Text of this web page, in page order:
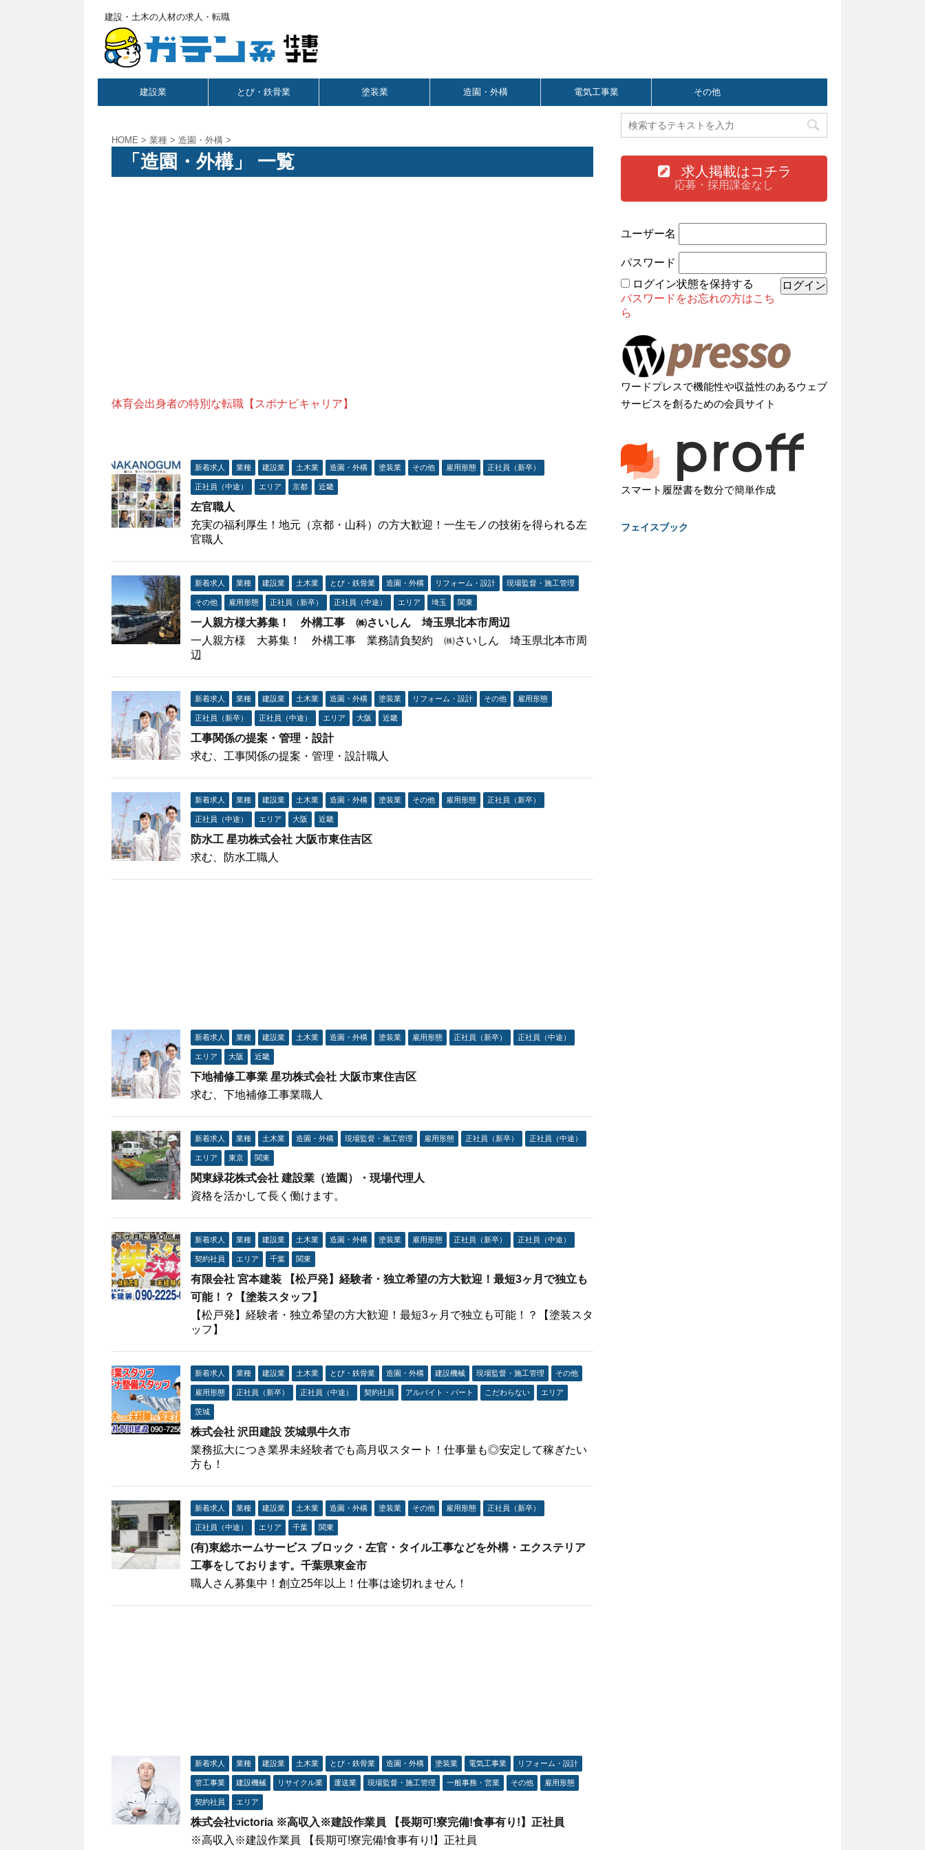
建設・土木の人材の求人・転職
建設業 とび・鉄骨業 塗装業 造園・外構 電気工事業 その他
HOME > 業種 > 造園・外構 >
「造園・外構」 一覧
体育会出身者の特別な転職【スポナビキャリア】
新着求人 業種 建設業 土木業 造園・外構 塗装業 その他 雇用形態 正社員（新卒）
正社員（中途） エリア 京都 近畿
左官職人
充実の福利厚生！地元（京都・山科）の方大歓迎！一生モノの技術を得られる左
官職人
新着求人 業種 建設業 土木業 とび・鉄骨業 造園・外構 リフォーム・設計 現場監督・施工管理
その他 雇用形態 正社員（新卒） 正社員（中途） エリア 埼玉 関東
一人親方様大募集！ 外構工事 ㈱さいしん 埼玉県北本市周辺
一人親方様 大募集！ 外構工事 業務請負契約 ㈱さいしん 埼玉県北本市周
辺
新着求人 業種 建設業 土木業 造園・外構 塗装業 リフォーム・設計 その他 雇用形態
正社員（新卒） 正社員（中途） エリア 大阪 近畿
工事関係の提案・管理・設計
求む、工事関係の提案・管理・設計職人
新着求人 業種 建設業 土木業 造園・外構 塗装業 その他 雇用形態 正社員（新卒）
正社員（中途） エリア 大阪 近畿
防水工 星功株式会社 大阪市東住吉区
求む、防水工職人
新着求人 業種 建設業 土木業 造園・外構 塗装業 雇用形態 正社員（新卒） 正社員（中途）
エリア 大阪 近畿
下地補修工事業 星功株式会社 大阪市東住吉区
求む、下地補修工事業職人
新着求人 業種 土木業 造園・外構 現場監督・施工管理 雇用形態 正社員（新卒） 正社員（中途）
エリア 東京 関東
関東緑花株式会社 建設業（造園）・現場代理人
資格を活かして長く働けます。
新着求人 業種 建設業 土木業 造園・外構 塗装業 雇用形態 正社員（新卒） 正社員（中途）
契約社員 エリア 千葉 関東
有限会社 宮本建装 【松戸発】経験者・独立希望の方大歓迎！最短3ヶ月で独立も
可能！？【塗装スタッフ】
【松戸発】経験者・独立希望の方大歓迎！最短3ヶ月で独立も可能！？【塗装スタ
ッフ】
新着求人 業種 建設業 土木業 とび・鉄骨業 造園・外構 建設機械 現場監督・施工管理 その他
雇用形態 正社員（新卒） 正社員（中途） 契約社員 アルバイト・パート こだわらない エリア
茨城
株式会社 沢田建設 茨城県牛久市
業務拡大につき業界未経験者でも高月収スタート！仕事量も◎安定して稼ぎたい
方も！
新着求人 業種 建設業 土木業 造園・外構 塗装業 その他 雇用形態 正社員（新卒）
正社員（中途） エリア 千葉 関東
(有)東総ホームサービス ブロック・左官・タイル工事などを外構・エクステリア
工事をしております。千葉県東金市
職人さん募集中！創立25年以上！仕事は途切れません！
新着求人 業種 建設業 土木業 とび・鉄骨業 造園・外構 塗装業 電気工事業 リフォーム・設計
管工事業 建設機械 リサイクル業 運送業 現場監督・施工管理 一般事務・営業 その他 雇用形態
契約社員 エリア
株式会社victoria ※高収入※建設作業員 【長期可!寮完備!食事有り!】正社員
※高収入※建設作業員 【長期可!寮完備!食事有り!】正社員
求人掲載はコチラ
応募・採用課金なし
ユーザー名
パスワード
ログイン状態を保持する
パスワードをお忘れの方はこち
ら
ワードプレスで機能性や収益性のあるウェブ
サービスを創るための会員サイト
スマート履歴書を数分で簡単作成
フェイスブック